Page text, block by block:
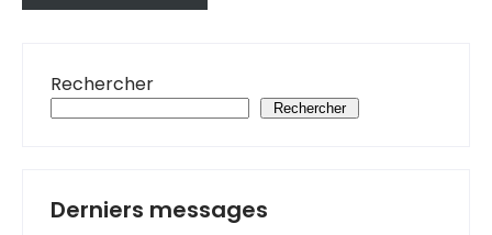
Rechercher
Rechercher
Derniers messages